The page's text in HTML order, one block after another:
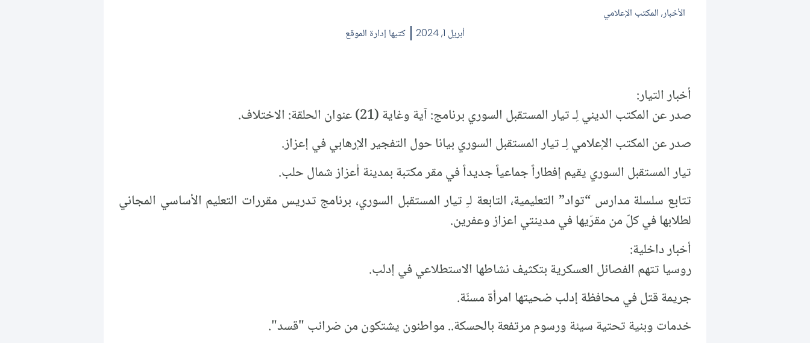
الأخبار, المكتب الإعلامي
أبريل 1, 2024
كتبها إدارة الموقع
أخبار التيار:
صدر عن المكتب الديني لِـ تيار المستقبل السوري برنامج: آية وغاية (21) عنوان الحلقة: الاختلاف.
صدر عن المكتب الإعلامي لِـ تيار المستقبل السوري بيانا حول التفجير الإرهابي في إعزاز.
تيار المستقبل السوري يقيم إفطاراً جماعياً جديداً في مقر مكتبة بمدينة أعزاز شمال حلب.
تتابع سلسلة مدارس “تواد” التعليمية، التابعة لـِ تيار المستقبل السوري، برنامج تدريس مقررات التعليم الأساسي المجاني
لطلابها في كلّ من مقرّيها في مدينتي اعزاز وعفرين.
أخبار داخلية:
روسيا تتهم الفصائل العسكرية بتكثيف نشاطها الاستطلاعي في إدلب.
جريمة قتل في محافظة إدلب ضحيتها امرأة مسنّة.
خدمات وبنية تحتية سيئة ورسوم مرتفعة بالحسكة.. مواطنون يشتكون من ضرائب "قسد".